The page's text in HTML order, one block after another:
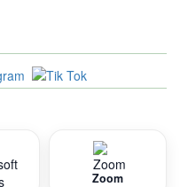
Zoom